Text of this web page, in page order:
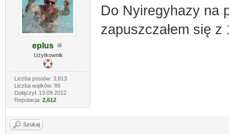
eplus
Użytkownik
Liczba postów: 3,813
Liczba wątków: 89
Dołączył: 13.09.2012
Reputacja: 2,612
Do Nyiregyhazy na
zapuszczałem się
Szukaj